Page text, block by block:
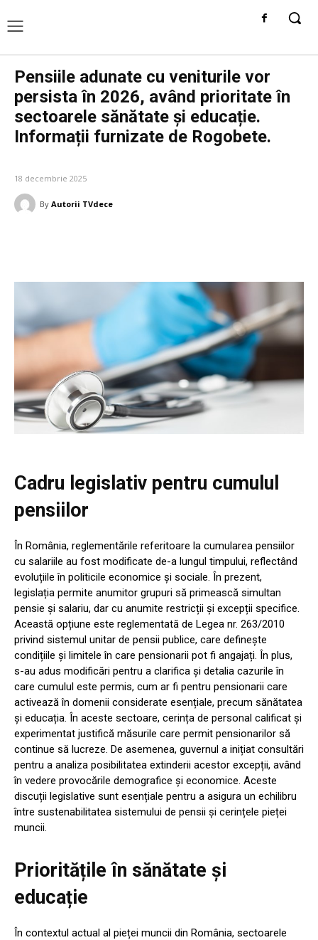
Pensiile adunate cu veniturile vor
persista în 2026, având prioritate în
sectoarele sănătate și educație.
Informații furnizate de Rogobete.
18 decembrie 2025
By Autorii TVdece
Cadru legislativ pentru cumulul
pensiilor
În România, reglementările referitoare la cumularea pensiilor
cu salariile au fost modificate de-a lungul timpului, reflectând
evoluțiile în politicile economice și sociale. În prezent,
legislația permite anumitor grupuri să primească simultan
pensie și salariu, dar cu anumite restricții și excepții specifice.
Această opțiune este reglementată de Legea nr. 263/2010
privind sistemul unitar de pensii publice, care definește
condițiile și limitele în care pensionarii pot fi angajați. În plus,
s-au adus modificări pentru a clarifica și detalia cazurile în
care cumulul este permis, cum ar fi pentru pensionarii care
activează în domenii considerate esențiale, precum sănătatea
și educația. În aceste sectoare, cerința de personal calificat și
experimentat justifică măsurile care permit pensionarilor să
continue să lucreze. De asemenea, guvernul a inițiat consultări
pentru a analiza posibilitatea extinderii acestor excepții, având
în vedere provocările demografice și economice. Aceste
discuții legislative sunt esențiale pentru a asigura un echilibru
între sustenabilitatea sistemului de pensii și cerințele pieței
muncii.
Prioritățile în sănătate și
educație
În contextul actual al pieței muncii din România, sectoarele